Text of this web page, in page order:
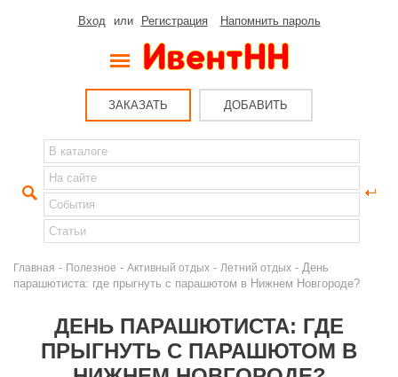
Вход или Регистрация Напомнить пароль
ЗАКАЗАТЬ ДОБАВИТЬ
Главная - Полезное - Активный отдых - Летний отдых - День
парашютиста: где прыгнуть с парашютом в Нижнем Новгороде?
ДЕНЬ ПАРАШЮТИСТА: ГДЕ
ПРЫГНУТЬ С ПАРАШЮТОМ В